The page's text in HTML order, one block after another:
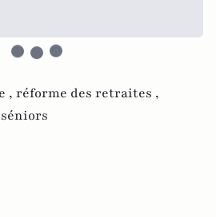
, réforme des retraites ,
séniors